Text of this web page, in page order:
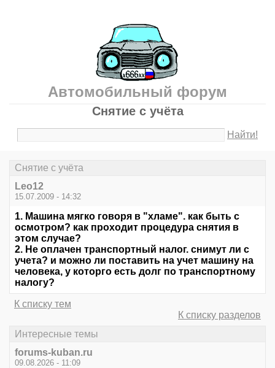
Автомобильный форум
Снятие с учёта
Найти!
Снятие с учёта
Leo12
15.07.2009 - 14:32
1. Машина мягко говоря в "хламе". как быть с
осмотром? как проходит процедура снятия в
этом случае?
2. Не оплачен транспортный налог. снимут ли с
учета? и можно ли поставить на учет машину на
человека, у которго есть долг по транспортному
налогу?
К списку тем
К списку разделов
Интересные темы
forums-kuban.ru
09.08.2026 - 11:09